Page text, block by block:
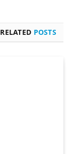
RELATED POSTS